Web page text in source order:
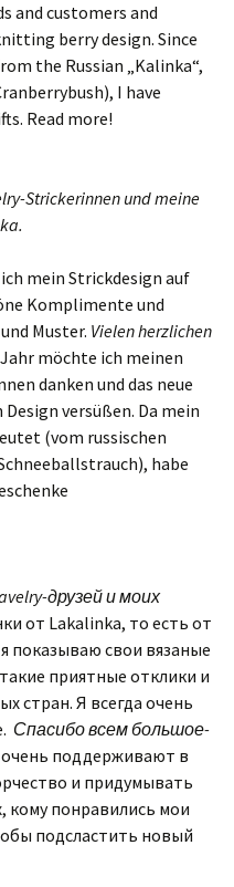
and customers and
berry design. Since
the Russian „Kalinka“,
I have
Read more!
Strickerinnen und meine
mein Strickdesign auf
Komplimente und
Muster. Vielen herzlichen
möchte ich meinen
danken und das neue
versüßen. Da mein
(vom russischen
habe
друзей и моих
от Lakalinka, то есть от
показываю свои вязаные
приятные отклики и
стран. Я всегда очень
Спасибо всем большое-
поддерживают в
и придумывать
кому понравились мои
подсластить новый